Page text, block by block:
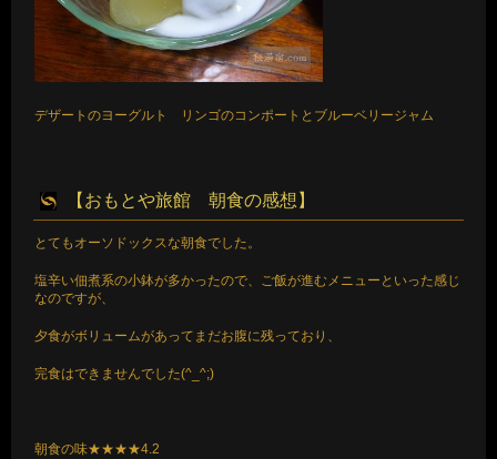
デザートのヨーグルト リンゴのコンポートとブルーベリージャム
【おもとや旅館 朝食の感想】
とてもオーソドックスな朝食でした。
塩辛い佃煮系の小鉢が多かったので、ご飯が進むメニューといった感じ
なのですが、
夕食がボリュームがあってまだお腹に残っており、
完食はできませんでした(^_^;)
朝食の味★★★★4.2